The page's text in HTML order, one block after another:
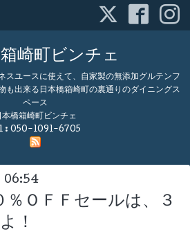
崎町ビンチェ
スユースに使えて、自家製の無添加グルテンフ
も出来る日本橋箱崎町の裏通りのダイニングス
ペース
本橋箱崎町ビンチェ
: 050-1091-6705
06:54
％ＯＦＦセールは、３
！